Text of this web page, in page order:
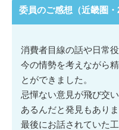
委員のご感想（近畿圏・
消費者目線の話や日常
今の情勢を考えながら
とができました。
忌憚ない意見が飛び交
あるんだと発見もありま
最後にお話されていた